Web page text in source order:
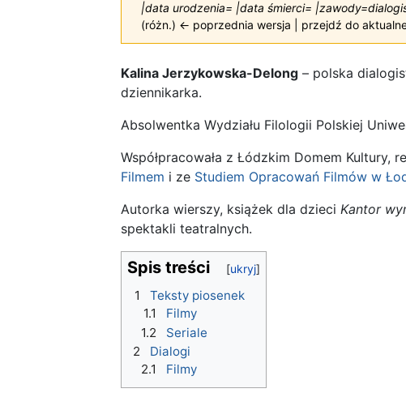
|data urodzenia= |data śmierci=
(różn.) ← poprzednia wersja | przejdź do
Kalina Jerzykowska-Delong – polska
dziennikarka.
Absolwentka Wydziału Filologii Polskiej
Współpracowała z Łódzkim Domem Kultury,
Filmem i ze Studiem Opracowań Filmów w
Autorka wierszy, książek dla dzieci Kantor
spektakli teatralnych.
Spis treści
1
Teksty piosenek
1.1
Filmy
1.2
Seriale
2
Dialogi
2.1
Filmy